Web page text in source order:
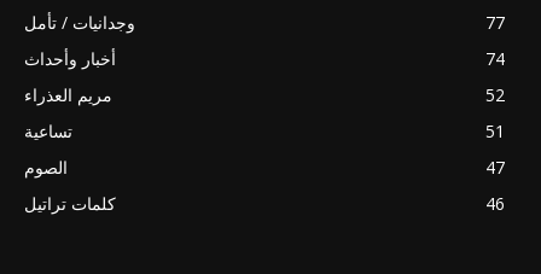
وجدانيات / تأمل
77
أخبار وأحداث
74
مريم العذراء
52
تساعية
51
الصوم
47
كلمات تراتيل
46